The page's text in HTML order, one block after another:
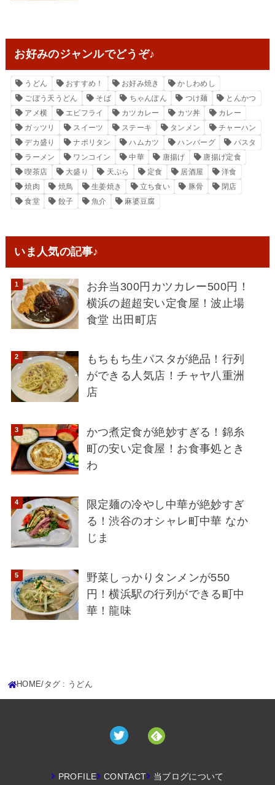
お好みのジャンルでどうぞ♪
うどん おすすめ！ お好み焼き
かしわめし
ごぼう天うどん
そば ちゃんぽん つけ麺
とんかつ
アメ横
エビフライ カツカレー カツ丼
カレー
ガッツリ
スイーツ ステーキ タンメン
チャーハン
デカ盛り
ナポリタン ハムカツ ハンバーグ
パスタ
ラーメン
ワンコイン 中華 唐揚げ
唐揚げ定食
喫茶店
大盛り 天ぷら 定食 居酒屋
洋食
焼肉
焼鳥 生姜焼き 立ち食い 豚骨
閉店
食堂
餃子 魚介 麻婆豆腐
いま人気の記事♪
お弁当300円カツカレー500円！
横浜の超超安い定食屋！波止場
食堂 出田町店
もちもち生パスタが絶品！行列
ができる人気店！チャヤ八重洲
店
かつ煮定食が絶妙すぎる！錦糸
町の安い定食屋！お食事処とき
わ
限定麺の冷やし中華が絶妙すぎ
る！渋谷のオシャレ町中華 なか
じま
野菜しっかりタンメンが550
円！横浜駅の行列ができる町中
華！龍味
HOME タグ : うどん
PROFILE CONTACT 当ブログについて